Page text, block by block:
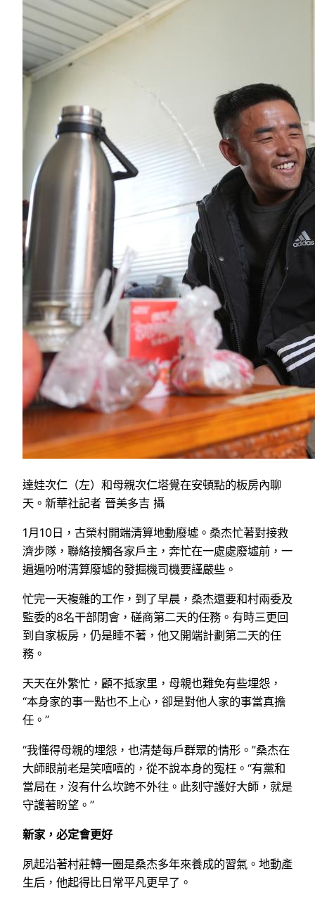
達娃次仁（左）和母親次仁塔覺在安頓點的板房內聊
天。新華社記者 晉美多吉 攝
1月10日，古榮村開端清算地動廢墟。桑杰忙著對接救
濟步隊，聯絡接觸各家戶主，奔忙在一處處廢墟前，一
遍遍吩咐清算廢墟的發掘機司機要謹嚴些。
忙完一天複雜的工作，到了早晨，桑杰還要和村兩委及
監委的8名干部閉會，磋商第二天的任務。有時三更回
到自家板房，仍是睡不著，他又開端計劃第二天的任
務。
天天在外繁忙，顧不抵家里，母親也難免有些埋怨，
“本身家的事一點也不上心，卻是對他人家的事當真擔
任。”
“我懂得母親的埋怨，也清楚每戶群眾的情形。”桑杰在
大師眼前老是笑嘻嘻的，從不說本身的冤枉。“有黨和
當局在，沒有什么坎跨不外往。此刻守護好大師，就是
守護著盼望。”
新家，必定會更好
夙起沿著村莊轉一圈是桑杰多年來養成的習氣。地動產
生后，他起得比日常平凡更早了。